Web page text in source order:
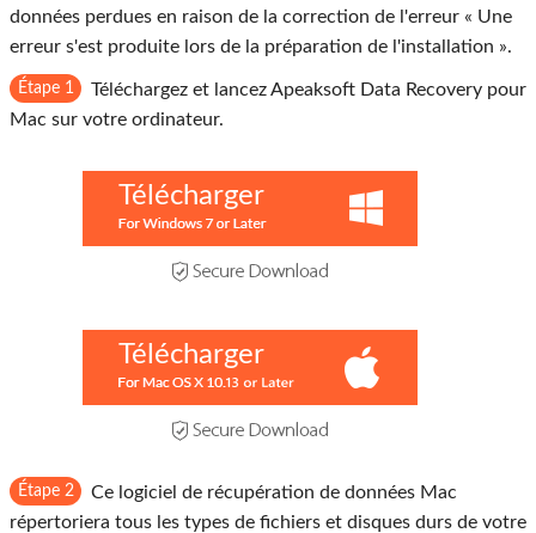
données perdues en raison de la correction de l'erreur « Une
erreur s'est produite lors de la préparation de l'installation ».
Étape 1
Téléchargez et lancez Apeaksoft Data Recovery pour
Mac sur votre ordinateur.
Télécharger
Télécharger
Étape 2
Ce logiciel de récupération de données Mac
répertoriera tous les types de fichiers et disques durs de votre